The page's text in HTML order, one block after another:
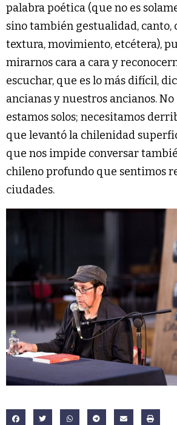
palabra poética (que no es
sino también gestualidad, canto,
textura, movimiento, etcétera),
mirarnos cara a cara y
escuchar, que es lo más difícil,
ancianas y nuestros ancianos. No
estamos solos; necesitamos
que levantó la chilenidad
que nos impide conversar
chileno profundo que sentimos
ciudades.